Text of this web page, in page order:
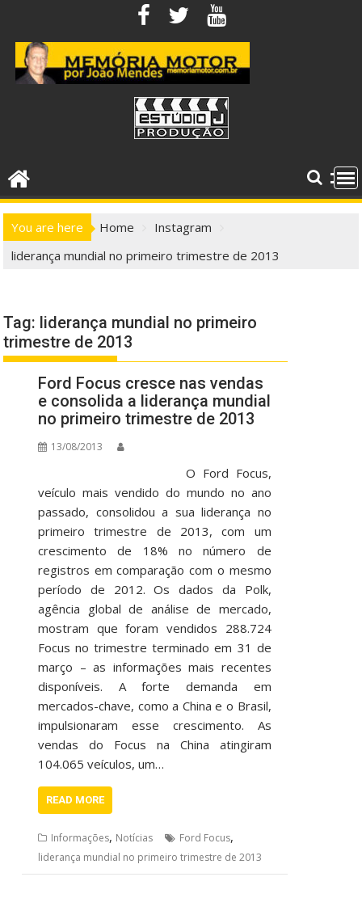
content
You are here Home
Instagram
liderança mundial no primeiro trimestre de 2013
Tag: liderança mundial no primeiro
trimestre de 2013
Ford Focus cresce nas vendas
e consolida a liderança mundial
no primeiro trimestre de 2013
13/08/2013
O Ford Focus,
veículo mais vendido do mundo no ano
passado, consolidou a sua liderança no
primeiro trimestre de 2013, com um
crescimento de 18% no número de
registros em comparação com o mesmo
período de 2012. Os dados da Polk,
agência global de análise de mercado,
mostram que foram vendidos 288.724
Focus no trimestre terminado em 31 de
março – as informações mais recentes
disponíveis. A forte demanda em
mercados-chave, como a China e o Brasil,
impulsionaram esse crescimento. As
vendas do Focus na China atingiram
104.065 veículos, um…
READ MORE
Informações, Notícias Ford Focus,
liderança mundial no primeiro trimestre de 2013